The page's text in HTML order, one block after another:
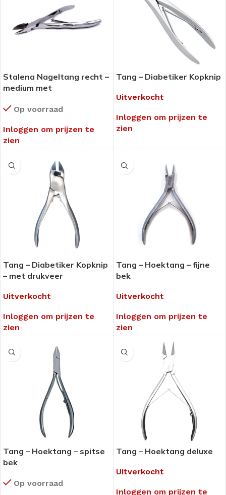
Stalena Nageltang recht –
medium met
K-17 (N7-60-17)
Op voorraad
Inloggen om prijzen te
zien
Tang – Diabetiker Kopknip
Uitverkocht
Inloggen om prijzen te
zien
Tang – Diabetiker Kopknip
– met drukveer
Uitverkocht
Inloggen om prijzen te
zien
Tang – Hoektang – fijne
bek
Uitverkocht
Inloggen om prijzen te
zien
Tang – Hoektang – spitse
bek
Op voorraad
Tang – Hoektang deluxe
Uitverkocht
Inloggen om prijzen te